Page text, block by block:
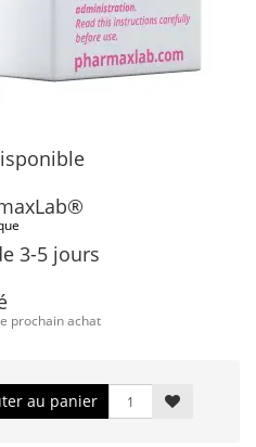
3-5 jours
prochain achat
au panier